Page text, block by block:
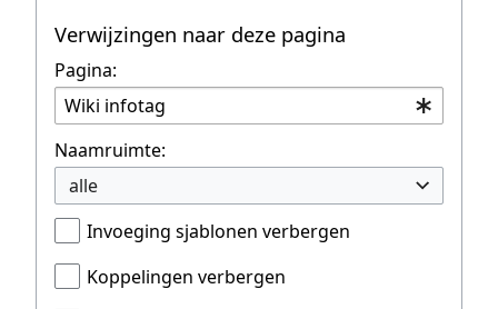
Verwijzingen naar deze pagina
Pagina:
Naamruimte:
alle
Invoeging sjablonen verbergen
Koppelingen verbergen